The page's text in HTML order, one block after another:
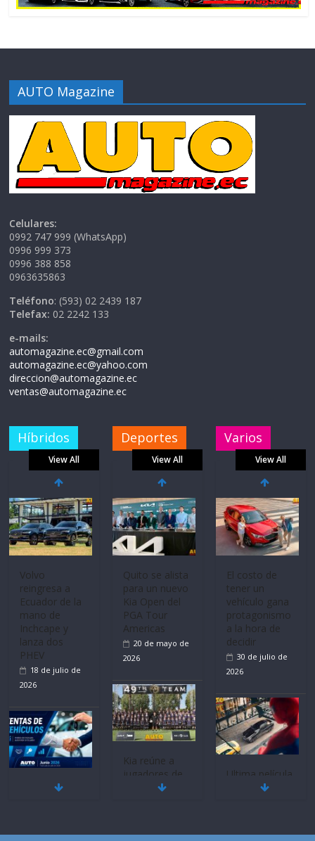
AUTO Magazine
Celulares:
0992 747 999 (WhatsApp)
0996 999 373
0996 388 858
0963635863
Teléfono: (593) 02 2439 187
Telefax: 02 2242 133
e-mails:
automagazine.ec@gmail.com
automagazine.ec@yahoo.com
direccion@automagazine.ec
ventas@automagazine.ec
Híbridos
View All
Volvo
reingresa a
Ecuador de la
mano de
Inchcape y
lanza dos
PHEV
18 de julio de
2026
Mercado
Deportes
View All
Quito se alista
para un nuevo
Kia Open del
PGA Tour
Americas
20 de mayo de
2026
Kia reúne a
jugadores de
fútbol de todo
Varios
View All
El costo de
tener un
vehículo gana
protagonismo
a la hora de
decidir
30 de julio de
2026
Ultima película
‘Spider‑Man: